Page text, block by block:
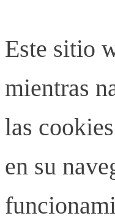
Este sitio
mientras
las
en su